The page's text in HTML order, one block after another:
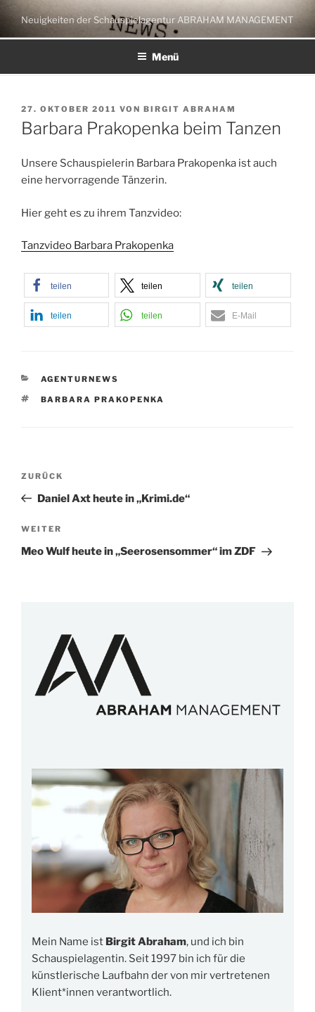
Zum
Inhalt
springen
Neuigkeiten der Schauspielagentur ABRAHAM MANAGEMENT
Menü
VERÖFFENTLICHT
AM
27. OKTOBER 2011 VON BIRGIT ABRAHAM
Barbara Prakopenka beim Tanzen
Unsere Schauspielerin Barbara Prakopenka ist auch
eine hervorragende Tänzerin.
Hier geht es zu ihrem Tanzvideo:
Tanzvideo Barbara Prakopenka
teilen teilen teilen
teilen teilen E-Mail
KATEGORIEN
AGENTURNEWS
SCHLAGWÖRTER
BARBARA PRAKOPENKA
Beitragsnavigation
Vorheriger
Beitrag
ZURÜCK
Daniel Axt heute in „Krimi.de“
Nächster
Beitrag
WEITER
Meo Wulf heute in „Seerosensommer“ im ZDF
Mein Name ist Birgit Abraham, und ich bin
Schauspielagentin. Seit 1997 bin ich für die
künstlerische Laufbahn der von mir vertretenen
Klient*innen verantwortlich.